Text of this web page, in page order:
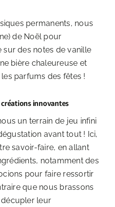
permanents, nous
de Noël pour
des notes de vanille
bière chaleureuse et
parfums des fêtes !
innovantes
un terrain de jeu infini
avant tout ! Ici,
savoir-faire, en allant
notamment des
pour faire ressortir
que nous brassons
leur